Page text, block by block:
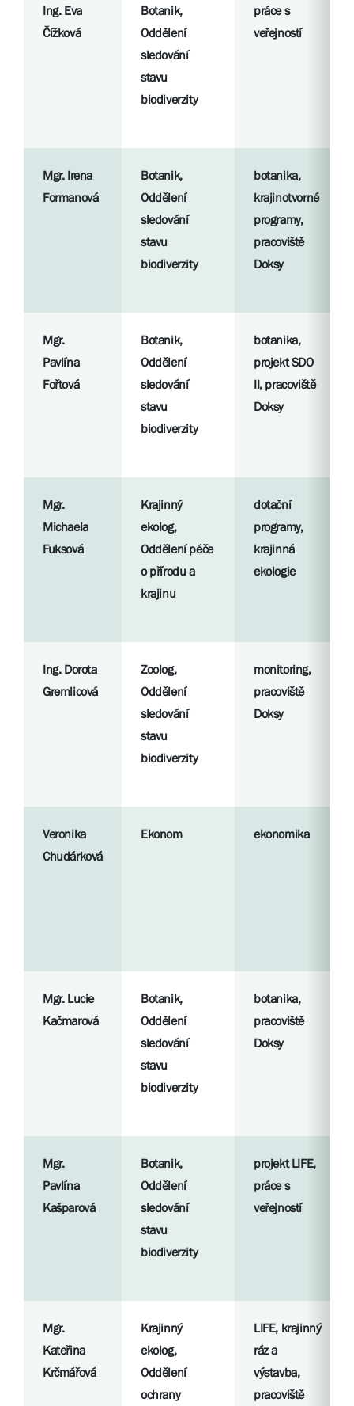
Ing. Eva
Čížková
Botanik,
Oddělení
sledování
stavu
biodiverzity
práce s
veřejností
Mgr. Irena
Formanová
Botanik,
Oddělení
sledování
stavu
biodiverzity
botanika,
krajinotvorné
programy,
pracoviště
Doksy
Mgr.
Pavlína
Fořtová
Botanik,
Oddělení
sledování
stavu
biodiverzity
botanika,
projekt SDO
II, pracoviště
Doksy
Mgr.
Michaela
Fuksová
Krajinný
ekolog,
Oddělení péče
o přírodu a
krajinu
dotační
programy,
krajinná
ekologie
Ing. Dorota
Gremlicová
Zoolog,
Oddělení
sledování
stavu
biodiverzity
monitoring,
pracoviště
Doksy
Veronika
Chudárková
Ekonom ekonomika
Mgr. Lucie
Kačmarová
Botanik,
Oddělení
sledování
stavu
biodiverzity
botanika,
pracoviště
Doksy
Mgr.
Pavlína
Kašparová
Botanik,
Oddělení
sledování
stavu
biodiverzity
projekt LIFE,
práce s
veřejností
Mgr.
Kateřina
Krčmářová
Krajinný
ekolog,
Oddělení
ochrany
LIFE, krajinný
ráz a
výstavba,
pracoviště